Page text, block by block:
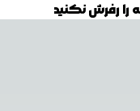
را رفرش نکنید